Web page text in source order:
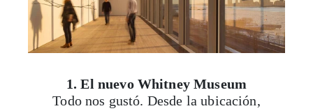
1. El nuevo Whitney Museum
Todo nos gustó. Desde la ubicación,